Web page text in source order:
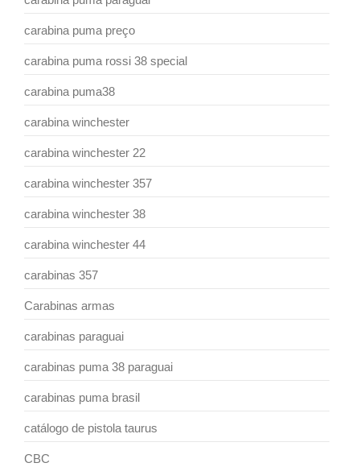
carabina puma preço
carabina puma rossi 38 special
carabina puma38
carabina winchester
carabina winchester 22
carabina winchester 357
carabina winchester 38
carabina winchester 44
carabinas 357
Carabinas armas
carabinas paraguai
carabinas puma 38 paraguai
carabinas puma brasil
catálogo de pistola taurus
CBC